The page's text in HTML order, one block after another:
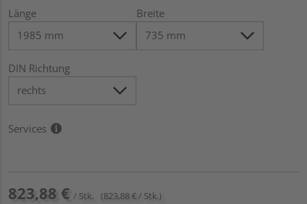
Länge Breite
DIN Richtung
Services
823,88 € / Stk. (823,88 € / Stk.)